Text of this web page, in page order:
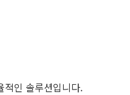
적인 솔루션입니다.